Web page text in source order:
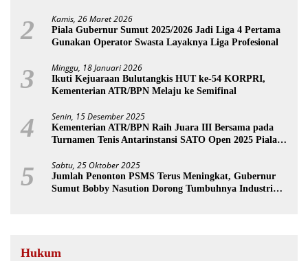
2 Kamis, 26 Maret 2026
Piala Gubernur Sumut 2025/2026 Jadi Liga 4 Pertama
Gunakan Operator Swasta Layaknya Liga Profesional
3 Minggu, 18 Januari 2026
Ikuti Kejuaraan Bulutangkis HUT ke-54 KORPRI,
Kementerian ATR/BPN Melaju ke Semifinal
4 Senin, 15 Desember 2025
Kementerian ATR/BPN Raih Juara III Bersama pada
Turnamen Tenis Antarinstansi SATO Open 2025 Piala
5 Sabtu, 25 Oktober 2025
Jumlah Penonton PSMS Terus Meningkat, Gubernur
Sumut Bobby Nasution Dorong Tumbuhnya Industri
Hukum